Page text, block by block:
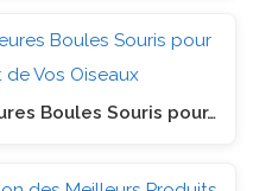
Boules Souris pour…